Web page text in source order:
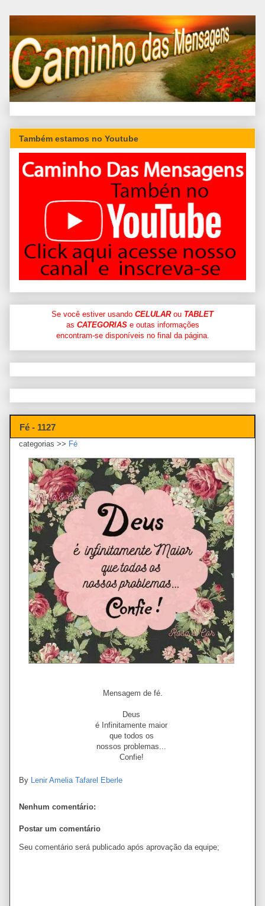
Também estamos no Youtube
Se você estiver usando CELULARou TABLET
as CATEGORIASe outas informações
encontram-se disponíveis no final da página.
Fé - 1127
categorias >> Fé
Mensagem de fé.
Deus
é Infinitamente maior
que todos os
nossos problemas...
Confie!
By Lenir Amelia Tafarel Eberle
Nenhum comentário:
Postar um comentário
Seu comentário será publicado após aprovação da equipe;